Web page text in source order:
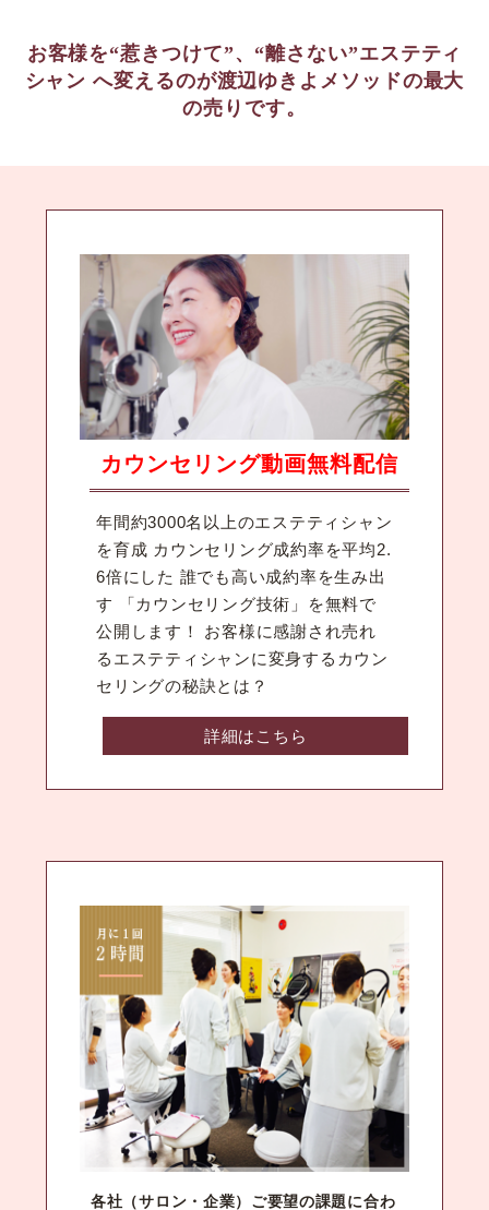
お客様を“惹きつけて”、“離さない”エステティ
シャン へ変えるのが渡辺ゆきよメソッドの最大
の売りです。
カウンセリング動画無料配信
年間約3000名以上のエステティシャン
を育成 カウンセリング成約率を平均2.
6倍にした 誰でも高い成約率を生み出
す 「カウンセリング技術」を無料で
公開します！ お客様に感謝され売れ
るエステティシャンに変身するカウン
セリングの秘訣とは？
詳細はこちら
各社（サロン・企業）ご要望の課題に合わ